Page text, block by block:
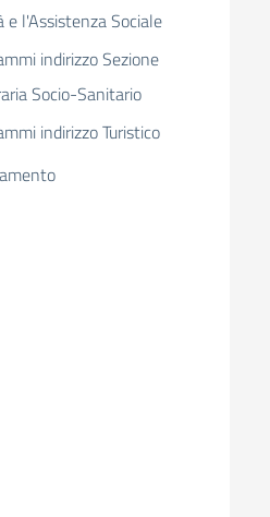
e l'Assistenza Sociale
indirizzo Sezione
Socio-Sanitario
indirizzo Turistico